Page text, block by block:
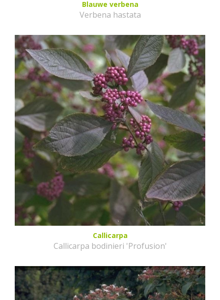
Blauwe verbena
Verbena hastata
Callicarpa
Callicarpa bodinieri 'Profusion'